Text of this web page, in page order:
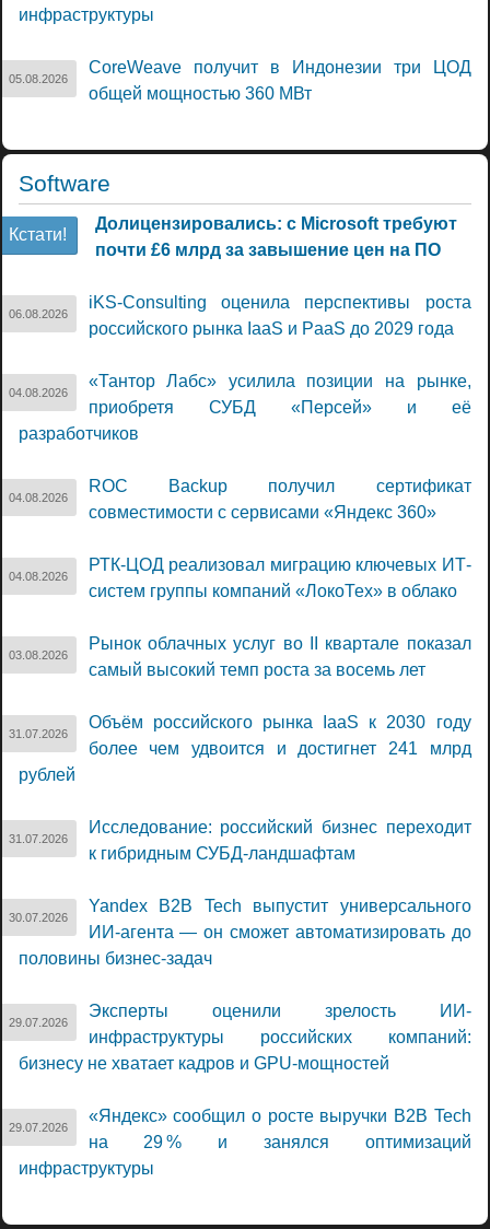
инфраструктуры
05.08.2026
CoreWeave получит в Индонезии три ЦОД
общей мощностью 360 МВт
Software
Кстати!
Долицензировались: с Microsoft требуют
почти £6 млрд за завышение цен на ПО
06.08.2026
iKS-Consulting оценила перспективы роста
российского рынка IaaS и PaaS до 2029 года
04.08.2026
«Тантор Лабс» усилила позиции на рынке,
приобретя СУБД «Персей» и её
разработчиков
04.08.2026
ROC Backup получил сертификат
совместимости с сервисами «Яндекс 360»
04.08.2026
РТК-ЦОД реализовал миграцию ключевых ИТ-
систем группы компаний «ЛокоТех» в облако
03.08.2026
Рынок облачных услуг во II квартале показал
самый высокий темп роста за восемь лет
31.07.2026
Объём российского рынка IaaS к 2030 году
более чем удвоится и достигнет 241 млрд
рублей
31.07.2026
Исследование: российский бизнес переходит
к гибридным СУБД-ландшафтам
30.07.2026
Yandex B2B Tech выпустит универсального
ИИ-агента — он сможет автоматизировать до
половины бизнес-задач
29.07.2026
Эксперты оценили зрелость ИИ-
инфраструктуры российских компаний:
бизнесу не хватает кадров и GPU-мощностей
29.07.2026
«Яндекс» сообщил о росте выручки B2B Tech
на 29 % и занялся оптимизаций
инфраструктуры